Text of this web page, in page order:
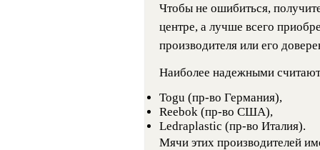
Чтобы не ошибиться,
центре, а лучше всего
производителя или его
Наиболее надежными
Togu (пр-во Германия),
Reebok (пр-во США),
Ledraplastic (пр-во Италия).
Мячи этих производителей